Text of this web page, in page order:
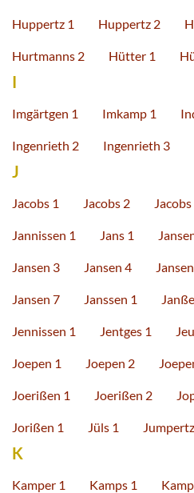
Huppertz 1 Huppertz 2
Hurtmanns 2 Hütter 1
I
Imgärtgen 1 Imkamp 1
Ingenrieth 2 Ingenrieth 3
J
Jacobs 1 Jacobs 2
Jannissen 1 Jans 1
Jansen 3 Jansen 4
Jansen 7 Janssen 1
Jennissen 1 Jentges 1
Joepen 1 Joepen 2
Joerißen 1 Joerißen 2
Jorißen 1 Jüls 1
K
Kamper 1 Kamps 1